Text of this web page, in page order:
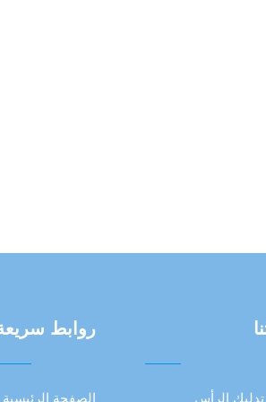
الرأس
روابط
الصفحة الرئيسية